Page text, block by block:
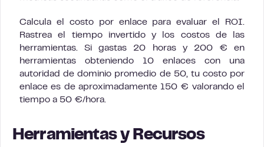
Calcula el costo por enlace para evaluar el ROI.
Rastrea el tiempo invertido y los costos de las
herramientas. Si gastas 20 horas y 200 € en
herramientas obteniendo 10 enlaces con una
autoridad de dominio promedio de 50, tu costo por
enlace es de aproximadamente 150 € valorando el
tiempo a 50 €/hora.
Herramientas y Recursos